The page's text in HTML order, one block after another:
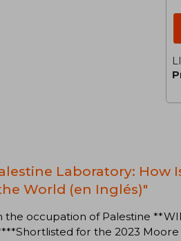
Laboratory: How
World (en Inglés)"
occupation of Palestine
for the 2023